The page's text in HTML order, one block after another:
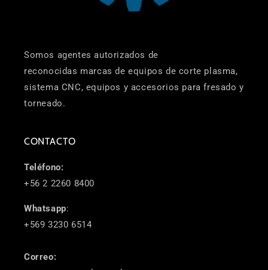
Somos agentes autorizados de
reconocidas marcas de equipos de corte plasma,
sistema CNC, equipos y accesorios para fresado y
torneado.
CONTACTO
Teléfono:
+56 2 2260 8400
Whatsapp:
+569 3230 6514
Correo: